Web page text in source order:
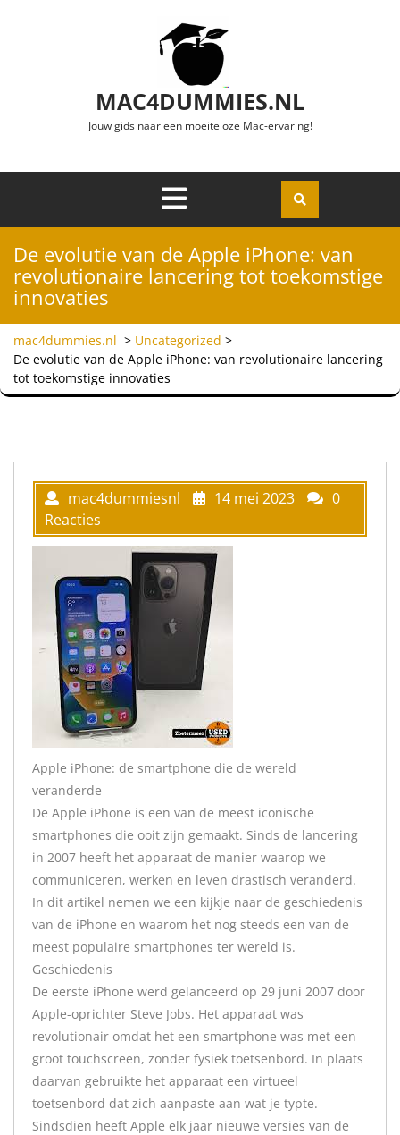
MAC4DUMMIES.NL
Jouw gids naar een moeiteloze Mac-ervaring!
Openen
De evolutie van de Apple iPhone: van
revolutionaire lancering tot toekomstige
innovaties
mac4dummies.nl > Uncategorized >
De evolutie van de Apple iPhone: van revolutionaire lancering
tot toekomstige innovaties
mac4dummiesnl 14 mei 2023
0
Reacties
Apple iPhone: de smartphone die de wereld
veranderde
De Apple iPhone is een van de meest iconische
smartphones die ooit zijn gemaakt. Sinds de lancering
in 2007 heeft het apparaat de manier waarop we
communiceren, werken en leven drastisch veranderd.
In dit artikel nemen we een kijkje naar de geschiedenis
van de iPhone en waarom het nog steeds een van de
meest populaire smartphones ter wereld is.
Geschiedenis
De eerste iPhone werd gelanceerd op 29 juni 2007 door
Apple-oprichter Steve Jobs. Het apparaat was
revolutionair omdat het een smartphone was met een
groot touchscreen, zonder fysiek toetsenbord. In plaats
daarvan gebruikte het apparaat een virtueel
toetsenbord dat zich aanpaste aan wat je typte.
Sindsdien heeft Apple elk jaar nieuwe versies van de